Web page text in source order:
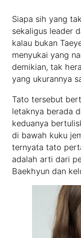
Siapa sih yang
sekaligus leader
kalau bukan
menyukai yang
demikian, tak
yang ukurannya
Tato tersebut
letaknya berada
keduanya
di bawah kuku
ternyata tato
adalah arti dari
Baekhyun dan